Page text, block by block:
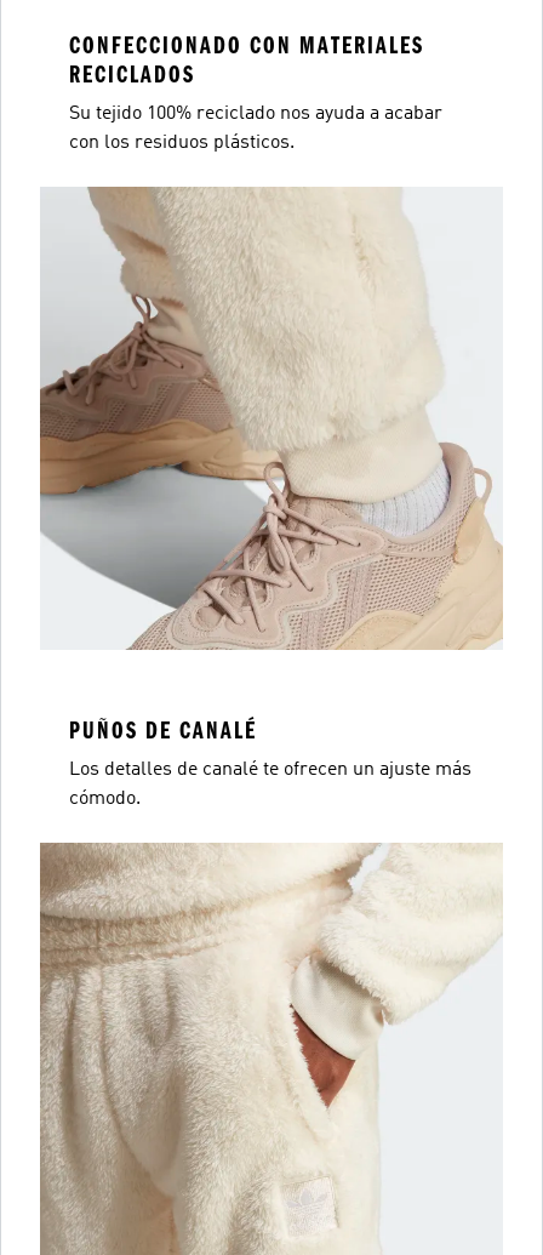
CONFECCIONADO CON MATERIALES
RECICLADOS
Su tejido 100% reciclado nos ayuda a acabar
con los residuos plásticos.
PUÑOS DE CANALÉ
Los detalles de canalé te ofrecen un ajuste más
cómodo.